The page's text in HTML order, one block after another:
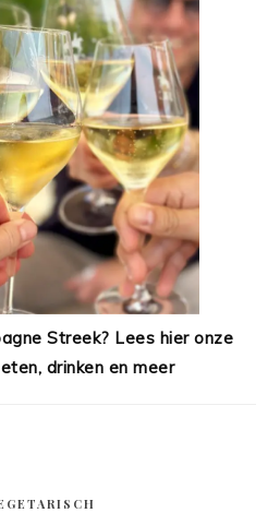
Streek? Lees hier onze
drinken en meer